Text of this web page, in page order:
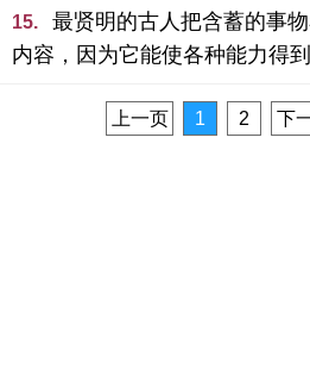
15.
最贤明的古人把含蓄的事
内容，因为它能使各种能力得到
上一页 1 2 下